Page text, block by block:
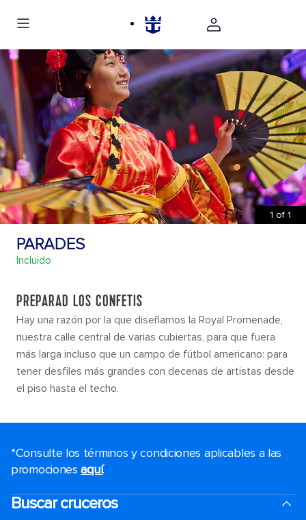
1 of 1
PARADES
Incluido
PREPARAD LOS CONFETIS
Hay una razón por la que diseñamos la Royal Promenade,
nuestra calle central de varias cubiertas, para que fuera
más larga incluso que un campo de fútbol americano: para
tener desfiles más grandes con decenas de artistas desde
el piso hasta el techo.
*Consulte los términos y condiciones aplicables a las
promocionesaquí.
Buscar cruceros